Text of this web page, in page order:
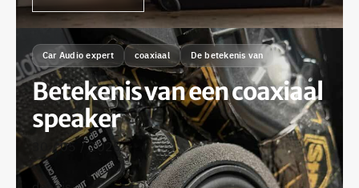
Car Audio expert coaxiaal De betekenis van
Betekenis van een coaxiaal
speaker
30 / 05 / 2025
•